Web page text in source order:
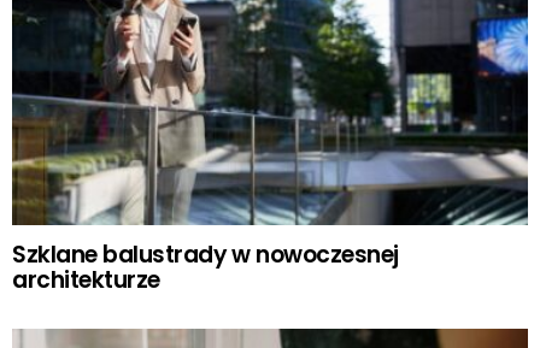
Szklane balustrady w nowoczesnej
architekturze